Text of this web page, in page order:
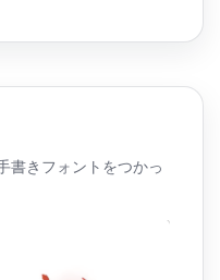
書きフォントをつかっ